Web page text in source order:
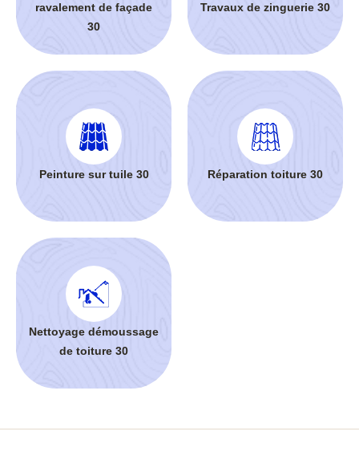
ravalement de façade
30
Travaux de zinguerie 30
Peinture sur tuile 30 Réparation toiture 30
Nettoyage démoussage
de toiture 30